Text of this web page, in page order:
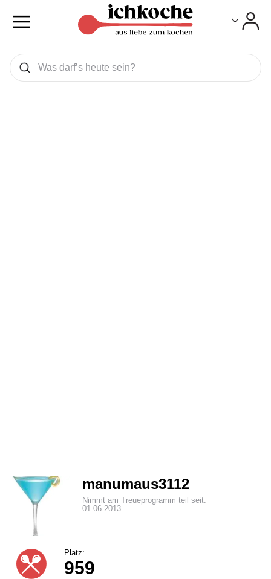
Was wollen Sie suchen
Suchen
manumaus3112
Nimmt am Treueprogramm teil seit:
01.06.2013
Platz:
959